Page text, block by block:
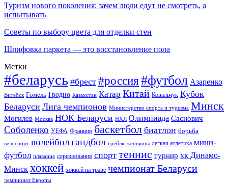
Туризм нового поколения: зачем люди едут не смотреть, а
испытывать
Советы по выбору цвета для отделки стен
Шлифовка паркета — это восстановление пола
Метки
#беларусь #брест #россия#футбол Азаренко
Витебск Гомель Гродно Казахстан Катар Китай Ковальчук Кубок
Беларуси Лига чемпионов Министерство спорта и туризма Минск
Могилев Москва НОК Беларуси НХЛ Олимпиада Саснович
Соболенко УЕФА Франция баскетбол биатлон борьба
велоспорт волейболгандбол гребля женщины легкая атлетика мини-
футбол плавание соревнования спорт теннис турнир хк Динамо-
Минск хоккей хоккей на траве чемпионат Беларуси
чемпионат Европы